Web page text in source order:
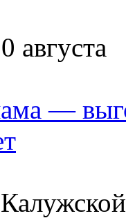
августа
—